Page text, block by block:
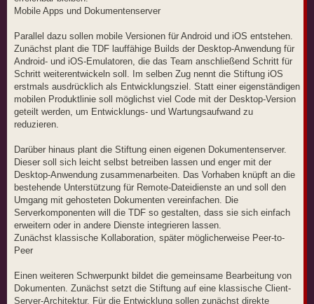
Mobile Apps und Dokumentenserver
Parallel dazu sollen mobile Versionen für Android und iOS entstehen.
Zunächst plant die TDF lauffähige Builds der Desktop-Anwendung für
Android- und iOS-Emulatoren, die das Team anschließend Schritt für
Schritt weiterentwickeln soll. Im selben Zug nennt die Stiftung iOS
erstmals ausdrücklich als Entwicklungsziel. Statt einer eigenständigen
mobilen Produktlinie soll möglichst viel Code mit der Desktop-Version
geteilt werden, um Entwicklungs- und Wartungsaufwand zu
reduzieren.
Darüber hinaus plant die Stiftung einen eigenen Dokumentenserver.
Dieser soll sich leicht selbst betreiben lassen und enger mit der
Desktop-Anwendung zusammenarbeiten. Das Vorhaben knüpft an die
bestehende Unterstützung für Remote-Dateidienste an und soll den
Umgang mit gehosteten Dokumenten vereinfachen. Die
Serverkomponenten will die TDF so gestalten, dass sie sich einfach
erweitern oder in andere Dienste integrieren lassen.
Zunächst klassische Kollaboration, später möglicherweise Peer-to-
Peer
Einen weiteren Schwerpunkt bildet die gemeinsame Bearbeitung von
Dokumenten. Zunächst setzt die Stiftung auf eine klassische Client-
Server-Architektur. Für die Entwicklung sollen zunächst direkte